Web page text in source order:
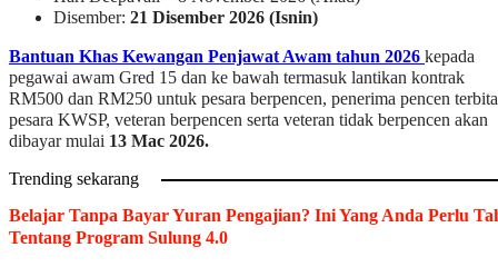
Disember: 21 Disember 2026 (Isnin)
Bantuan Khas Kewangan Penjawat Awam tahun 2026 kepada
pegawai awam Gred 15 dan ke bawah termasuk lantikan kontrak
RM500 dan RM250 untuk pesara berpencen, penerima pencen
pesara KWSP, veteran berpencen serta veteran tidak berpencen akan
dibayar mulai 13 Mac 2026.
Trending sekarang
Belajar Tanpa Bayar Yuran Pengajian? Ini Yang Anda Perlu
Tentang Program Sulung 4.0